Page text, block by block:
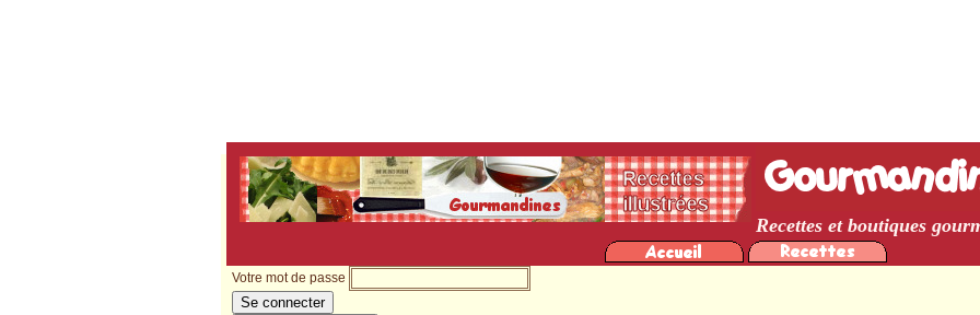
Votre avis sur la recette :Semoule au lait, cacao-cardamome
Identifiez-vous ( optionnel ) pour signer votre avis, avec un lien vers votre profil.
Votre mot de passe
Se connecter
Recettes et boutiques